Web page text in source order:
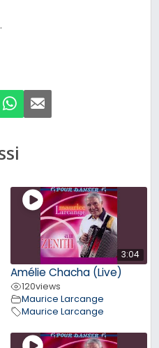
3:04
Amélie Chacha (Live)
120views
Maurice Larcange
Maurice Larcange